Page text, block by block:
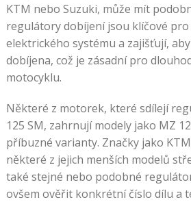
KTM nebo Suzuki, může mít
regulátory dobíjení jsou klíčové
elektrického systému a zajišťují,
dobíjena, což je zásadní pro
motocyklu.
Některé z motorek, které sdílejí
125 SM, zahrnují modely jako MZ
příbuzné varianty. Značky jako
některé z jejich menších modelů
také stejné nebo podobné
ovšem ověřit konkrétní číslo dílu a